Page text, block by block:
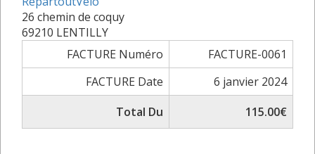
26 chemin de coquy
69210 LENTILLY
FACTURE Numéro
FACTURE-0061
FACTURE Date
6 janvier 2024
Total Du
115.00€